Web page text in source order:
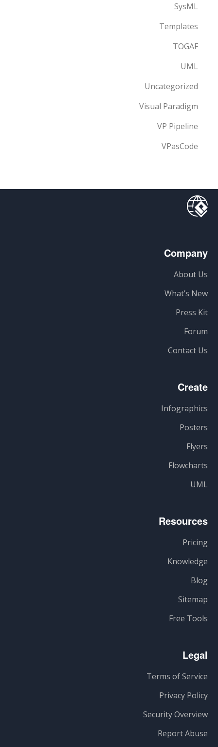
SysML
Templates
TOGAF
UML
Uncategorized
Visual Paradigm
VP Pipeline
VPasCode
Company
About Us
What’s New
Press Kit
Forum
Contact Us
Create
Infographics
Posters
Flyers
Flowcharts
UML
Resources
Pricing
Knowledge
Blog
Sitemap
Free Tools
Legal
Terms of Service
Privacy Policy
Security Overview
Report Abuse